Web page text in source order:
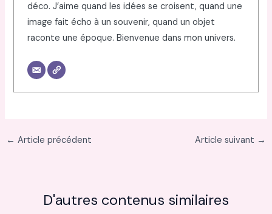
déco. J’aime quand les idées se croisent, quand une
image fait écho à un souvenir, quand un objet
raconte une époque. Bienvenue dans mon univers.
← Article précédent Article suivant →
D'autres contenus similaires